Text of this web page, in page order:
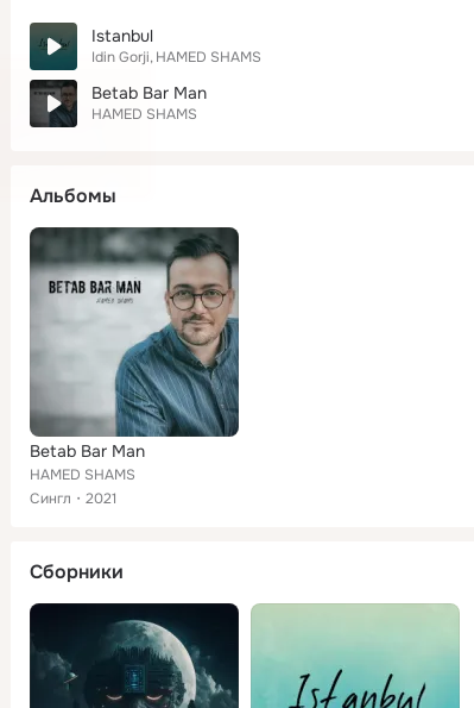
Istanbul
Idin Gorji HAMED SHAMS
Betab Bar Man
HAMED SHAMS
Альбомы
Betab Bar Man
HAMED SHAMS
Сингл
2021
Сборники